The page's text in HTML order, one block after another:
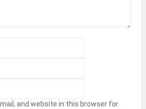
and website in this browser for